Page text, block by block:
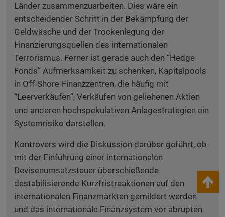
Länder zusammenzuarbeiten. Dies wäre ein
entscheidender Schritt in der Bekämpfung der
Geldwäsche und der Trockenlegung der
Finanzierungsquellen des internationalen
Terrorismus. Ferner ist gerade auch den “Hedge
Fonds” Aufmerksamkeit zu schenken, Kapitalpools
in Off-Shore-Finanzzentren, die häufig mit
“Leerverkäufen”, Verkäufen von geliehenen Aktien
und anderen hochspekulativen Anlagestrategien ein
Systemrisiko darstellen.
Kontrovers wird die Diskussion darüber geführt, ob
mit der Einführung einer internationalen
Devisenumsatzsteuer überschießende
destabilisierende Kurzfristreaktionen auf den
internationalen Finanzmärkten gemildert werden
und das internationale Finanzsystem vor abrupten
keyboard_arrow_up